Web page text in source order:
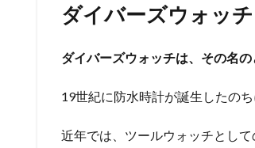
ダイバーズウォッ
ダイバーズウォッチは、その名
19世紀に防水時計が誕生したの
近年では、ツールウォッチとし